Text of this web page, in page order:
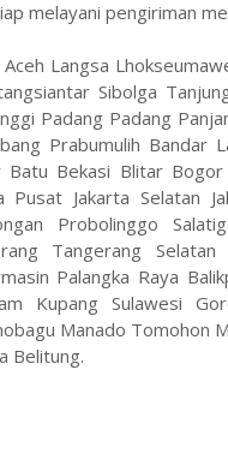
melayani pengiriman
Aceh Langsa
Sibolga
Padang Padang
Prabumulih Bandar
Batu Bekasi Blitar
Pusat Jakarta Selatan
Probolinggo
Tangerang
Palangka Raya
Kupang Sulawesi
Manado Tomohon
Belitung.